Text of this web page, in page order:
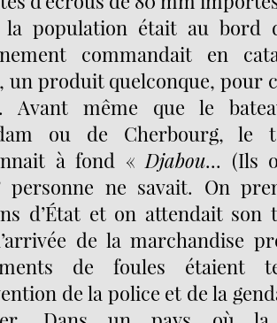
la population était au bord
commandait en
un produit quelconque, pour
Avant même que le
ou de Cherbourg, le
à fond «Djabou... (Ils
personne ne savait. On
d’État et on attendait
de la marchandise
de foules étaient
de la police et de la